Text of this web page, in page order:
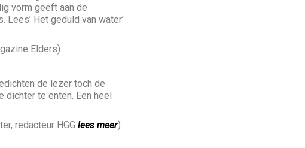
vorm geeft aan de
Het geduld van water’
Elders)
de lezer toch de
dichter te enten. Een heel
redacteur HGG lees meer)